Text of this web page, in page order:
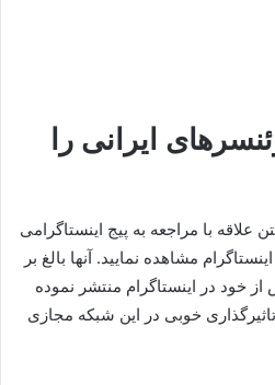
ایرانی را
با مراجعه به پیج اینستاگرامی
مشاهده نمایید. آنها بالغ بر
از خود در اینستاگرام منتشر نموده
تاثیر‌گذاری خوبی در این شبکه مجازی